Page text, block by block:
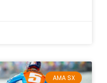
AMA SX